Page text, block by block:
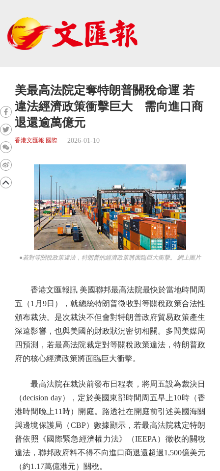
美最高法院定奪特朗普關稅命運 若
違法經濟政策衝擊巨大 需向進口商
退還逾萬億元
香港文匯報 國際 2026-01-10
●若對等關稅政策違法，特朗普的經濟政策將面臨巨大衝擊。 網上圖片
香港文匯報訊 美國聯邦最高法院最快於當地時間周
五（1月9日），就總統特朗普徵收對等關稅政策合法性
頒布裁決。是次裁決不但會對特朗普政府貿易政策產生
深遠影響，也與美國的財政狀況密切相關。多間美媒周
四預測，若最高法院裁定對等關稅政策違法，特朗普政
府的核心經濟政策將面臨巨大衝擊。
最高法院在裁決前發布日程表，將周五設為裁決日
（decision day），定於美國東部時間周五早上10時（香
港時間晚上11時）開庭。路透社在開庭前引述美國海關
與邊境保護局（CBP）數據顯示，若最高法院裁定特朗
普依照《國際緊急經濟權力法》（IEEPA）徵收的關稅
違法，聯邦政府料不得不向進口商退還超過1,500億美元
（約1.17萬億港元）關稅。